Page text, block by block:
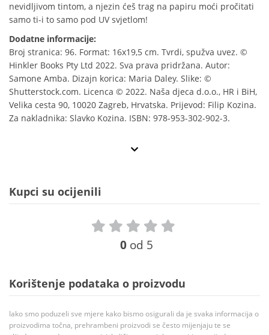
nevidljivom tintom, a njezin ćeš trag na papiru moći pročitati
samo ti-i to samo pod UV svjetlom!
Dodatne informacije:
Broj stranica: 96. Format: 16x19,5 cm. Tvrdi, spužva uvez. ©
Hinkler Books Pty Ltd 2022. Sva prava pridržana. Autor:
Samone Amba. Dizajn korica: Maria Daley. Slike: ©
Shutterstock.com. Licenca © 2022. Naša djeca d.o.o., HR i BiH,
Velika cesta 90, 10020 Zagreb, Hrvatska. Prijevod: Filip Kozina.
Za nakladnika: Slavko Kozina. ISBN: 978-953-302-902-3.
Kupci su ocijenili
0 od 5
Korištenje podataka o proizvodu
Iako smo poduzeli sve mjere kako bismo osigurali da je svaka informacija o
proizvodima točna, prehrambeni proizvodi se često mijenjaju te se